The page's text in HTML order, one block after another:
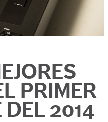
PRIMER
DEL 2014